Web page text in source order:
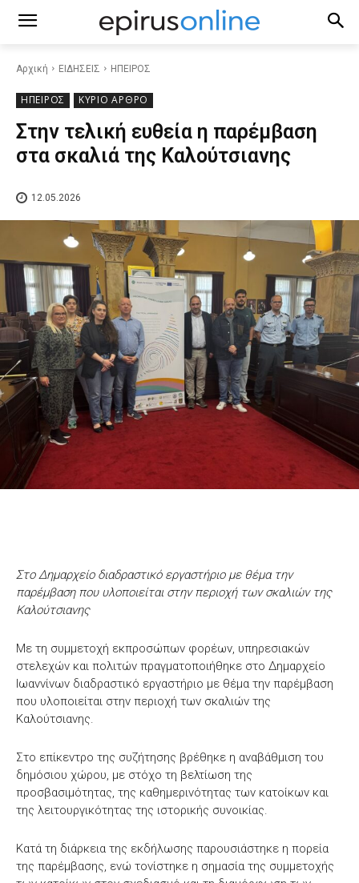
Αρχική ΕΙΔΗΣΕΙΣ ΗΠΕΙΡΟΣ
ΗΠΕΙΡΟΣ ΚΥΡΙΟ ΑΡΘΡΟ
Στην τελική ευθεία η παρέμβαση
στα σκαλιά της Καλούτσιανης
12.05.2026
Στο Δημαρχείο διαδραστικό εργαστήριο με θέμα την
παρέμβαση που υλοποιείται στην περιοχή των σκαλιών της
Καλούτσιανης
Με τη συμμετοχή εκπροσώπων φορέων, υπηρεσιακών
στελεχών και πολιτών πραγματοποιήθηκε στο Δημαρχείο
Ιωαννίνων διαδραστικό εργαστήριο με θέμα την παρέμβαση
που υλοποιείται στην περιοχή των σκαλιών της
Καλούτσιανης.
Στο επίκεντρο της συζήτησης βρέθηκε η αναβάθμιση του
δημόσιου χώρου, με στόχο τη βελτίωση της
προσβασιμότητας, της καθημερινότητας των κατοίκων και
της λειτουργικότητας της ιστορικής συνοικίας.
Κατά τη διάρκεια της εκδήλωσης παρουσιάστηκε η πορεία
της παρέμβασης, ενώ τονίστηκε η σημασία της συμμετοχής